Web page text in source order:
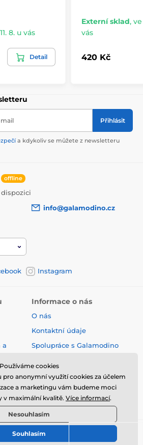
8. u vás
Detail
Externí sklad, ve
vás
420 Kč
Přihlásit
a kdykoliv se můžete z newsletteru
offline
info@galamodino.cz
Instagram
a
Informace o nás
O nás
Kontaktní údaje
Spolupráce s Galamodino
údajů
⦁ E-shop vytvořila
Používáme cookies
pro anonymní využití cookies za účelem
a marketingu vám budeme moci
v maximální kvalitě. Více informací.
Nesouhlasím
Souhlasím